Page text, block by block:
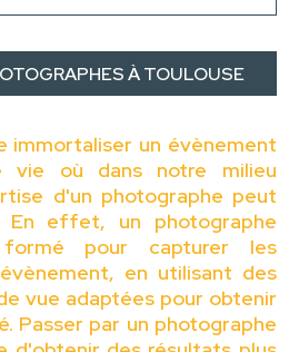
À TOULOUSE
immortaliser un évènement
vie où dans notre milieu
d'un photographe peut
En effet, un photographe
pour capturer les
en utilisant des
vue adaptées pour obtenir
Passer par un photographe